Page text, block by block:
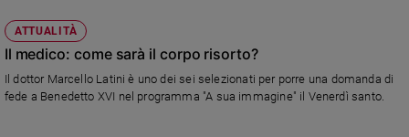
ATTUALITÀ
Il medico: come sarà il corpo risorto?
Il dottor Marcello Latini è uno dei sei selezionati per porre una domanda di
fede a Benedetto XVI nel programma "A sua immagine" il Venerdì santo.